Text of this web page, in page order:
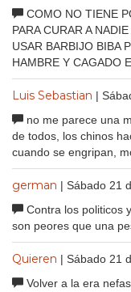
COMO NO TIENE
PARA CURAR A
USAR BARBIJO BIBA
HAMBRE Y CAGADO
Luis Sebastian |
no me parece una
de todos, los chinos
cuando se engripan,
german | Sábado 21
Contra los politicos
son peores que una
Quieren | Sábado 21
Volver a la era